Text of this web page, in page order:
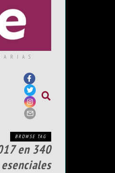
BROWSE TAG
en 340